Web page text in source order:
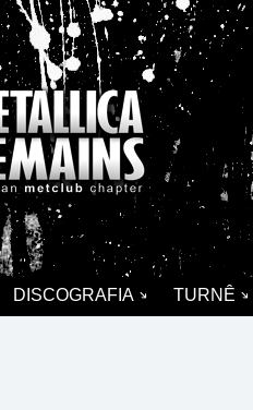
DISCOGRAFIA TURNÊ